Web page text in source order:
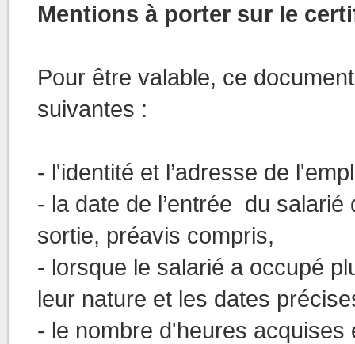
Mentions à porter sur le
Pour être valable, ce
suivantes :
- l'identité et l’adresse de
- la date de l’entrée du salarié
sortie, préavis compris,
- lorsque le salarié a occupé
leur nature et les dates
- le nombre d'heures